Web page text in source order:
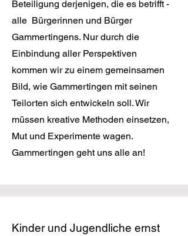
Beteiligung derjenigen, die es betrifft -
alle Bürgerinnen und Bürger
Gammertingens. Nur durch die
Einbindung aller Perspektiven
kommen wir zu einem gemeinsamen
Bild, wie Gammertingen mit seinen
Teilorten sich entwickeln soll. Wir
müssen kreative Methoden einsetzen,
Mut und Experimente wagen.
Gammertingen geht uns alle an!
Kinder und Jugendliche ernst